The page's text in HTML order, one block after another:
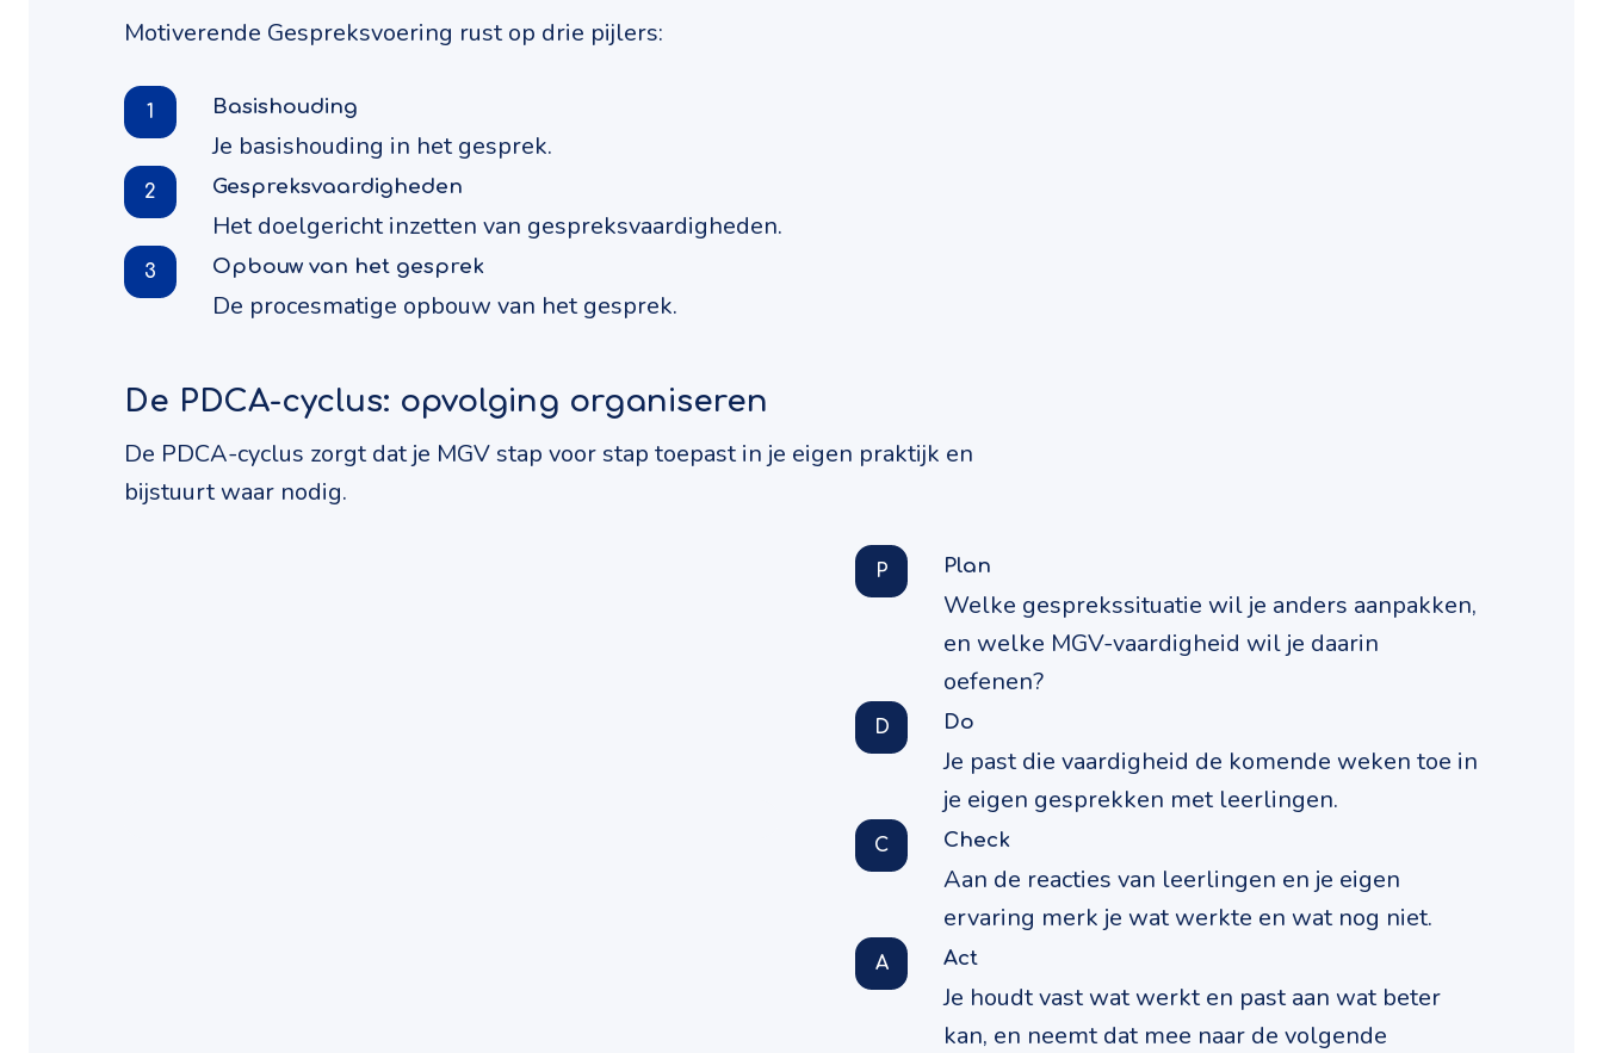
Motiverende Gespreksvoering rust op drie pijlers:
1 Basishouding
Je basishouding in het gesprek.
2 Gespreksvaardigheden
Het doelgericht inzetten van gespreksvaardigheden.
3 Opbouw van het gesprek
De procesmatige opbouw van het gesprek.
De PDCA-cyclus: opvolging organiseren
De PDCA-cyclus zorgt dat je MGV stap voor stap toepast in je eigen praktijk en
bijstuurt waar nodig.
P Plan
Welke gesprekssituatie wil je anders aanpakken,
en welke MGV-vaardigheid wil je daarin
oefenen?
D Do
Je past die vaardigheid de komende weken toe in
je eigen gesprekken met leerlingen.
C Check
Aan de reacties van leerlingen en je eigen
ervaring merk je wat werkte en wat nog niet.
A Act
Je houdt vast wat werkt en past aan wat beter
kan, en neemt dat mee naar de volgende